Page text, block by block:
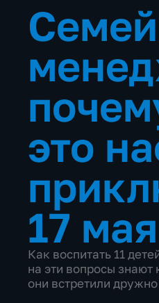
это
17
Как воспитать 11
на эти вопросы
они встретили